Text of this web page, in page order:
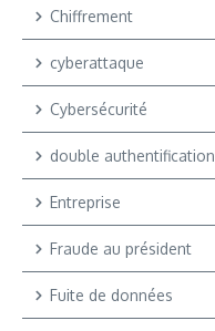
Chiffrement
cyberattaque
Cybersécurité
double authentification
Entreprise
Fraude au président
Fuite de données